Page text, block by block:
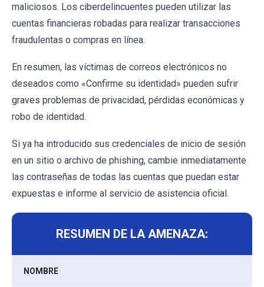
maliciosos. Los ciberdelincuentes pueden utilizar las
cuentas financieras robadas para realizar transacciones
fraudulentas o compras en línea.
En resumen, las víctimas de correos electrónicos no
deseados como «Confirme su identidad» pueden sufrir
graves problemas de privacidad, pérdidas económicas y
robo de identidad.
Si ya ha introducido sus credenciales de inicio de sesión
en un sitio o archivo de phishing, cambie inmediatamente
las contraseñas de todas las cuentas que puedan estar
expuestas e informe al servicio de asistencia oficial.
RESUMEN DE LA AMENAZA:
NOMBRE